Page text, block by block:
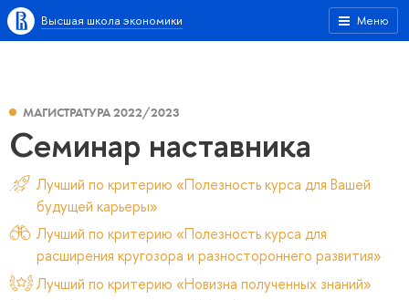
Меню
Высшая школа экономики
МАГИСТРАТУРА 2022/2023
Семинар наставника
Лучший по критерию «Полезность курса для Вашей
будущей карьеры»
Лучший по критерию «Полезность курса для
расширения кругозора и разностороннего развития»
Лучший по критерию «Новизна полученных знаний»